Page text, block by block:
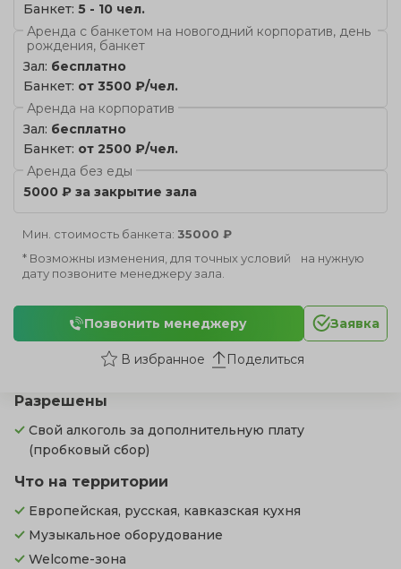
Разрешены
Свой алкоголь за дополнительную плату
(пробковый сбор)
Что на территории
Европейская, русская, кавказская кухня
Музыкальное оборудование
Welcome-зона
Банкет: 5 - 10 чел.
Аренда с банкетом на новогодний корпоратив, день
рождения, банкет
Зал: бесплатно
Банкет: от 3500 ₽/чел.
Аренда на корпоратив
Зал: бесплатно
Банкет: от 2500 ₽/чел.
Аренда без еды
5000 ₽ за закрытие зала
Мин. стоимость банкета: 35000 ₽
* Возможны изменения, для точных условий на нужную
дату позвоните менеджеру зала.
Позвонить менеджеру Заявка
Поделиться